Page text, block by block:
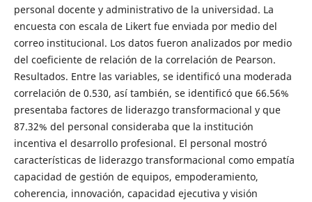
personal docente y administrativo de la universidad. La
encuesta con escala de Likert fue enviada por medio del
correo institucional. Los datos fueron analizados por medio
del coeficiente de relación de la correlación de Pearson.
Resultados. Entre las variables, se identificó una moderada
correlación de 0.530, así también, se identificó que 66.56%
presentaba factores de liderazgo transformacional y que
87.32% del personal consideraba que la institución
incentiva el desarrollo profesional. El personal mostró
características de liderazgo transformacional como empatía
capacidad de gestión de equipos, empoderamiento,
coherencia, innovación, capacidad ejecutiva y visión